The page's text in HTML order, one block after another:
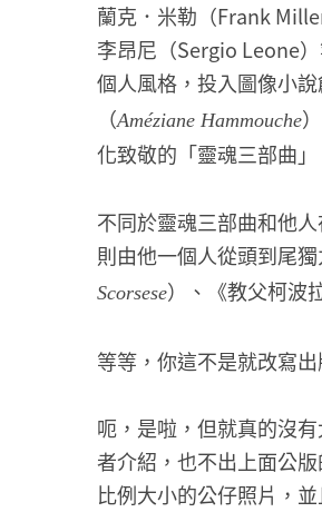
蘭克．米勒（Frank
李昂尼（Sergio Leone
個人風格，投入圖像小
（Améziane Hammouche
化致敬的「靈魂三部曲」
不同於靈魂三部曲和他
則由他一個人從頭到尾
Scorsese）、《教父柯波
等等，你這不是就改寫
呃，是啦，但就真的沒
者介紹，也不出上面公
比例大小的公仔照片，